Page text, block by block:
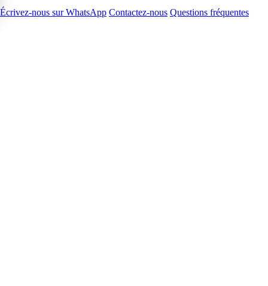
Écrivez-nous sur WhatsApp Contactez-nous Questions fréquentes